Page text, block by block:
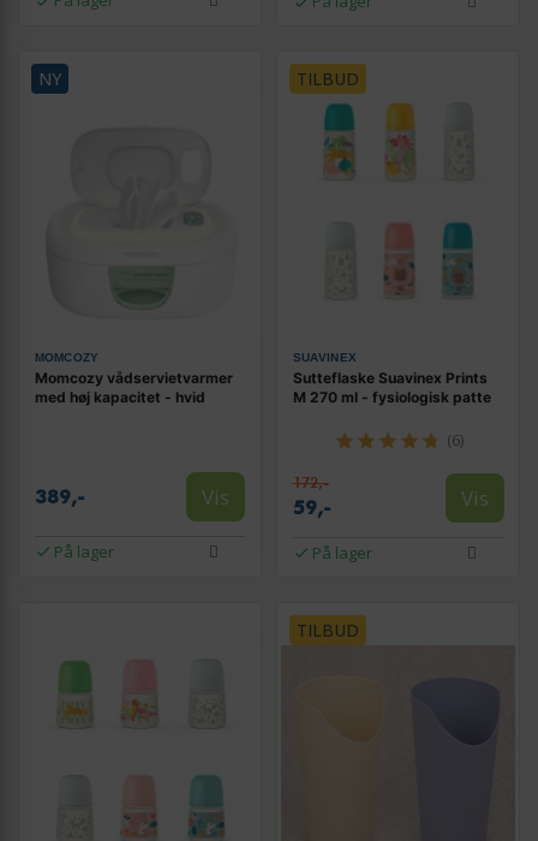
NY
MOMCOZY
Momcozy vådservietvarmer
med høj kapacitet - hvid
389,- Vis
På lager
TILBUD
SUAVINEX
Sutteflaske Suavinex Prints
M 270 ml - fysiologisk patte
(6)
172,-
59,- Vis
På lager
TILBUD